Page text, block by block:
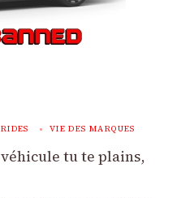
VIE DES MARQUES
tu te plains,